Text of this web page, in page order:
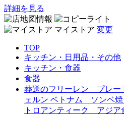
詳細を見る
マイストア 変更
TOP
キッチン・日用品・その他
キッチン・食器
食器
葬送のフリーレン プレ
ェルン ベトナム ソンベ
トロアンティーク アジア